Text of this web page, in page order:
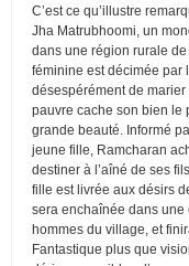
C’est ce qu’illustre
Jha Matrubhoomi, un
dans une région rurale
féminine est décimée par
désespérément de
pauvre cache son bien le
grande beauté. Informé
jeune fille, Ramcharan
destiner à l’aîné de ses
fille est livrée aux désirs
sera enchaînée dans
hommes du village, et
Fantastique plus que